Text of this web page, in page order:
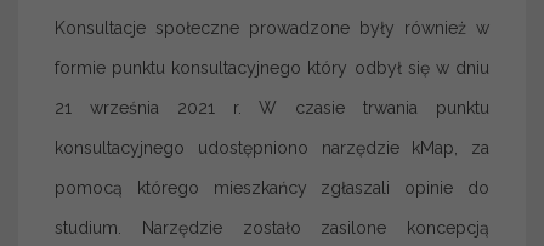
Konsultacje społeczne prowadzone były również w
formie punktu konsultacyjnego który odbył się w dniu
21 września 2021 r. W czasie trwania punktu
konsultacyjnego udostępniono narzędzie kMap, za
pomocą którego mieszkańcy zgłaszali opinie do
studium. Narzędzie zostało zasilone koncepcją